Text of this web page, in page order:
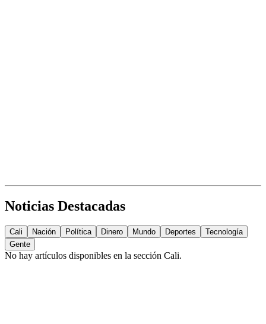
Noticias Destacadas
Cali Nación Política Dinero Mundo Deportes
Tecnología
Gente
No hay artículos disponibles en la sección Cali.